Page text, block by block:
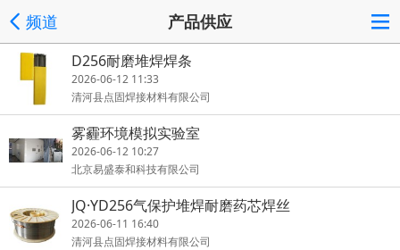
频道 产品供应
D256耐磨堆焊焊条
2026-06-12 11:33
清河县点固焊接材料有限公司
雾霾环境模拟实验室
2026-06-12 10:27
北京易盛泰和科技有限公司
JQ·YD256气保护堆焊耐磨药芯焊丝
2026-06-11 16:40
清河县点固焊接材料有限公司